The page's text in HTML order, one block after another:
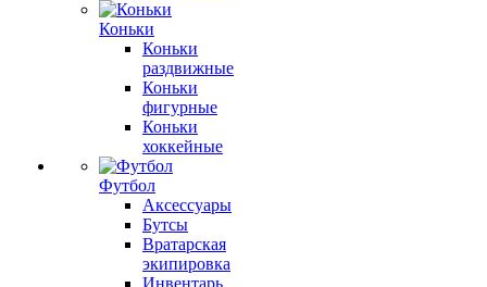
Коньки
Коньки
раздвижные
Коньки
фигурные
Коньки
хоккейные
Футбол
Аксессуары
Бутсы
Вратарская
экипировка
Инвентарь